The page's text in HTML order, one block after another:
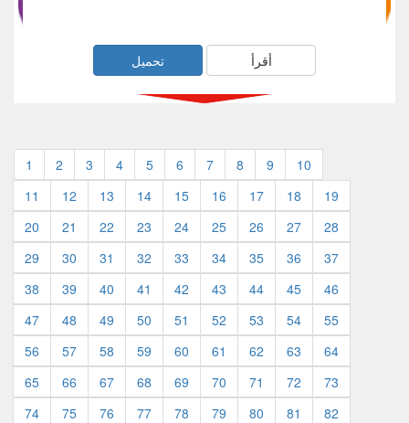
أقرأ تحميل
1 2 3 4 5 6 7 8 9
10
11
12 13 14 15 16 17 18
19
20
21 22 23 24 25 26 27
28
29
30 31 32 33 34 35 36
37
38
39 40 41 42 43 44 45
46
47
48 49 50 51 52 53 54
55
56
57 58 59 60 61 62 63
64
65
66 67 68 69 70 71 72
73
74
75 76 77 78 79 80 81
82